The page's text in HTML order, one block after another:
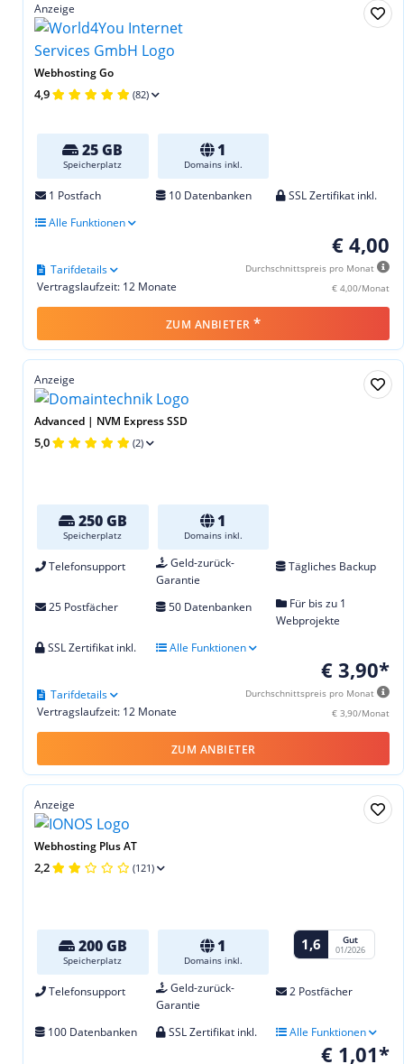
Anzeige
Webhosting Go
4,9 (82)
25 GB
Speicherplatz
1
Domains inkl.
1 Postfach 10 Datenbanken
SSL Zertifikat inkl.
Alle Funktionen
€ 4,00
Durchschnittspreis pro Monat
€ 4,00/Monat
Vertragslaufzeit: 12 Monate
Tarifdetails
ZUM ANBIETER *
Anzeige
Advanced | NVM Express SSD
5,0 (2)
250 GB
Speicherplatz
1
Domains inkl.
Telefonsupport
Geld-zurück-
Garantie
Tägliches Backup
25 Postfächer 50 Datenbanken
Für bis zu 1
Webprojekte
SSL Zertifikat inkl.
Alle Funktionen
€ 3,90*
Durchschnittspreis pro Monat
€ 3,90/Monat
Vertragslaufzeit: 12 Monate
Tarifdetails
ZUM ANBIETER
Anzeige
Webhosting Plus AT
2,2 (121)
200 GB
Speicherplatz
1
Domains inkl.
1,6 Gut
01/2026
Telefonsupport
Geld-zurück-
Garantie
2 Postfächer
100 Datenbanken SSL Zertifikat inkl. Alle Funktionen
€ 1,01*